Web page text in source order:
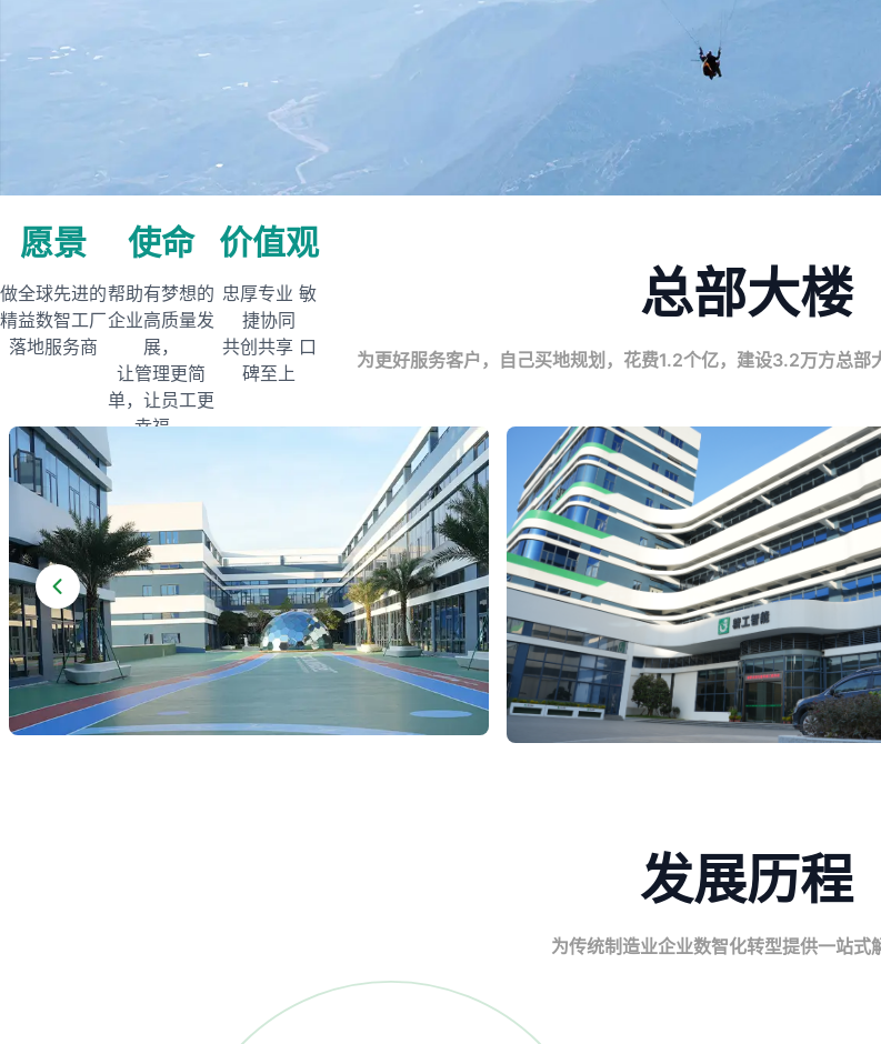
愿景
做全球先进的
精益数智工厂
落地服务商
使命
帮助有梦想的
企业高质量发
展，
让管理更简
单，让员工更
幸福。
价值观
忠厚专业 敏
捷协同
共创共享 口
碑至上
总部大楼
为更好服务客户，自己买地规划，花费1.2个亿，建设3.2万方总部
发展历程
为传统制造业企业数智化转型提供一站式